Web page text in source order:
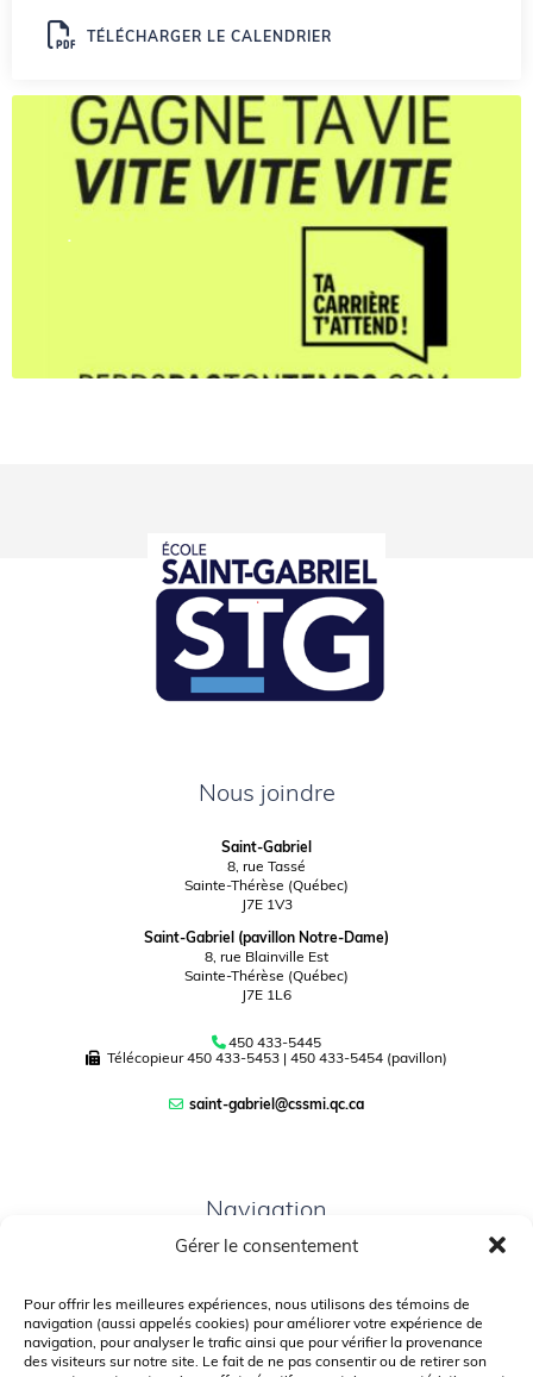
Gérer le consentement
Pour offrir les meilleures expériences, nous utilisons des témoins de
navigation (aussi appelés cookies) pour améliorer votre expérience de
navigation, pour analyser le trafic ainsi que pour vérifier la provenance
des visiteurs sur notre site. Le fait de ne pas consentir ou de retirer son
TÉLÉCHARGER LE CALENDRIER
.
Nous joindre
Saint-Gabriel
8, rue Tassé
Sainte-Thérèse (Québec)
J7E 1V3
Saint-Gabriel (pavillon Notre-Dame)
8, rue Blainville Est
Sainte-Thérèse (Québec)
J7E 1L6
450 433-5445
Télécopieur450 433-5453| 450 433-5454 (pavillon)
saint-gabriel@cssmi.qc.ca
Navigation
PORTAIL PARENTS
PLAINTE – SERVICE À L’ÉLÈVE
POLITIQUE DE CONFIDENTIALITÉ